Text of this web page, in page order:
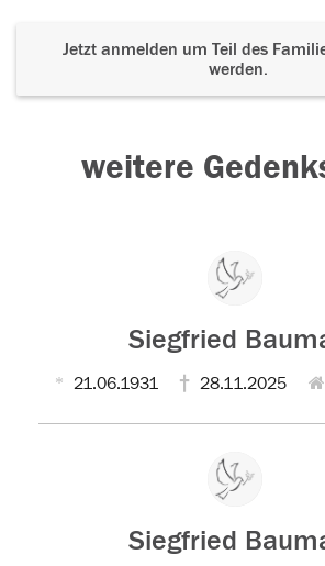
Jetzt anmelden um Teil des
werden.
weitere
Siegfried
21.06.1931 28.11.2025
Siegfried